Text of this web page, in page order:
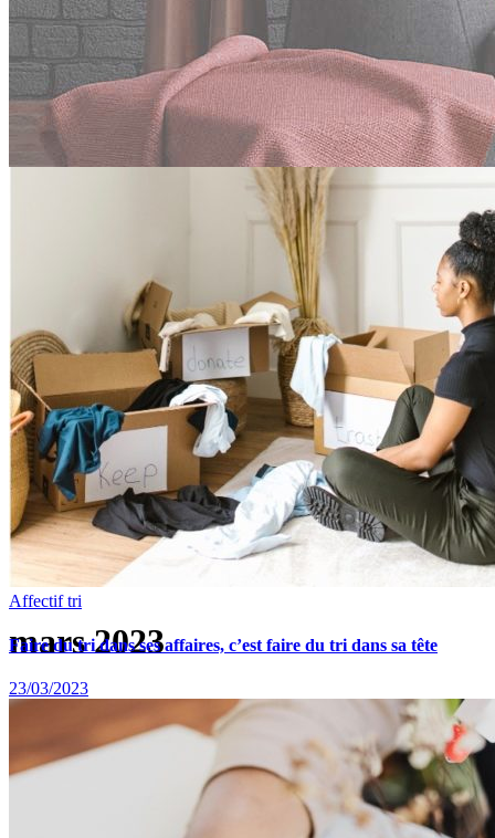
mars 2023
Affectiftri
Faire du tri dans ses affaires, c’est faire du tri dans sa tête
23/03/2023